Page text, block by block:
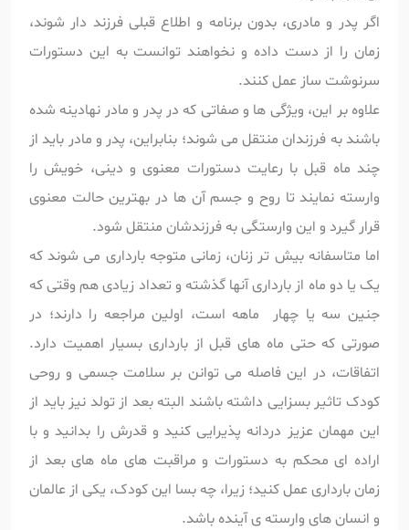
اگر پدر و مادری، بدون برنامه و اطلاع قبلی فرزند دار شوند،
زمان را از دست داده و نخواهند توانست به این دستورات
سرنوشت ساز عمل کنند.
علاوه بر این، ویژگی ها و صفاتی که در پدر و مادر نهادینه شده
باشند به فرزندان منتقل می شوند؛ بنابراین، پدر و مادر باید از
چند ماه قبل با رعایت دستورات معنوی و دینی، خویش را
وارسته نمایند تا روح و جسم آن ها در بهترین حالت معنوی
قرار گیرد و این وارستگی به فرزندشان منتقل شود.
اما متاسفانه بیش تر زنان، زمانی متوجه بارداری می شوند که
یک یا دو ماه از بارداری آنها گذشته و تعداد زیادی هم وقتی که
جنین سه یا چهار ماهه است، اولین مراجعه را دارند؛ در
صورتی که حتی ماه های قبل از بارداری بسیار اهمیت دارد.
اتفاقات، در این فاصله می توانن بر سلامت جسمی و روحی
کودک تاثیر بسزایی داشته باشند البته بعد از تولد نیز باید از
این مهمان عزیز دردانه پذیرایی کنید و قدرش را بدانید و با
اراده ای محکم به دستورات و مراقبت های ماه های بعد از
زمان بارداری عمل کنید؛ زیرا، چه بسا این کودک، یکی از عالمان
و انسان های وارسته ی آینده باشد.